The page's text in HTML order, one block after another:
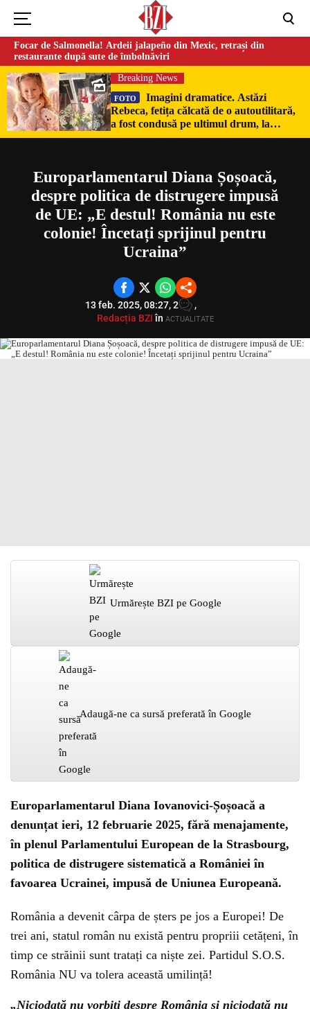
Focar de Salmonella! Ardeii jalapeño din Mexic, retrași din
restaurante după sute de îmbolnăviri
Breaking News
FOTO
Imagini dramatice. Astăzi
Rebeca, fetița călcată de o autoutilitară,
a fost condusă pe ultimul drum, la
Poduri. În sicriul alb al micuței au fost
Could not play video.
There was a problem trying to load the video.
Europarlamentarul Diana Șoșoacă,
despre politica de distrugere impusă
de UE: „E destul! România nu este
colonie! Încetați sprijinul pentru
Ucraina”
13 feb. 2025, 08:27,2
,
Redacția BZIîn ACTUALITATE
Urmărește BZI pe Google
Adaugă-ne ca sursă preferată în Google
Europarlamentarul Diana Iovanovici-Șoșoacă a
denunțat ieri, 12 februarie 2025, fără menajamente,
în plenul Parlamentului European de la Strasbourg,
politica de distrugere sistematică a României în
favoarea Ucrainei, impusă de Uniunea Europeană.
România a devenit cârpa de șters pe jos a Europei! De
trei ani, statul român nu există pentru propriii cetățeni, în
timp ce străinii sunt tratați ca niște zei. Partidul S.O.S.
România NU va tolera această umilință!
„Niciodată nu vorbiți despre România și niciodată nu